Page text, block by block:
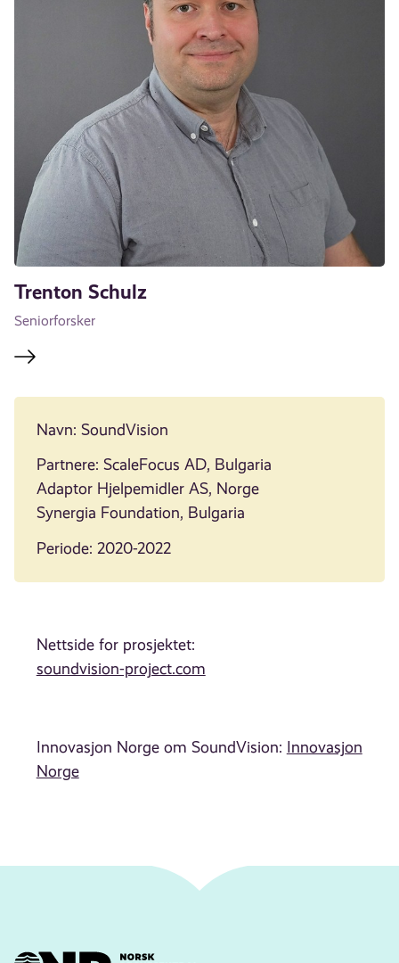
Trenton Schulz
Seniorforsker
Navn: SoundVision
Partnere: ScaleFocus AD, Bulgaria
Adaptor Hjelpemidler AS, Norge
Synergia Foundation, Bulgaria
Periode: 2020-2022
Nettside for prosjektet:
soundvision-project.com
Innovasjon Norge om SoundVision: Innovasjon
Norge